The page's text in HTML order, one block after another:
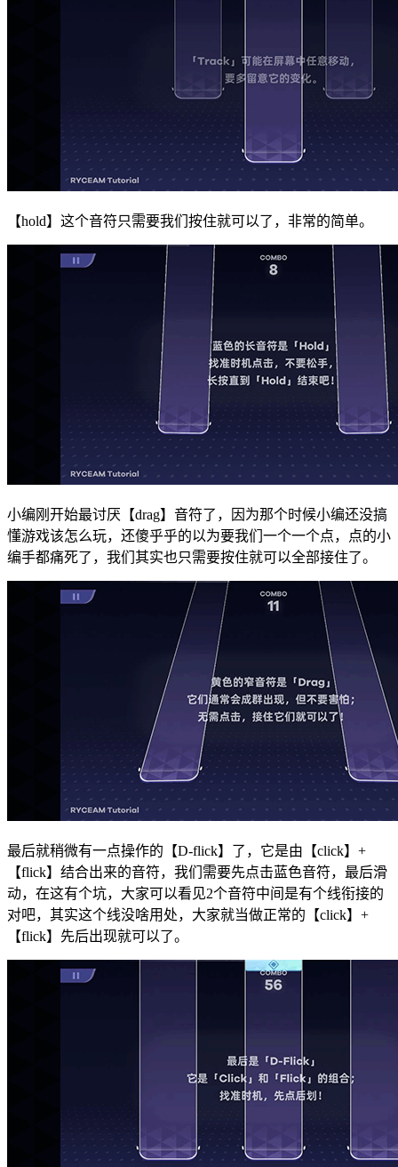
【hold】这个音符只需要我们按住就可以了，非常的简单。
小编刚开始最讨厌【drag】音符了，因为那个时候小编还没搞
懂游戏该怎么玩，还傻乎乎的以为要我们一个一个点，点的小
编手都痛死了，我们其实也只需要按住就可以全部接住了。
最后就稍微有一点操作的【D-flick】了，它是由【click】+
【flick】结合出来的音符，我们需要先点击蓝色音符，最后滑
动，在这有个坑，大家可以看见2个音符中间是有个线衔接的
对吧，其实这个线没啥用处，大家就当做正常的【click】+
【flick】先后出现就可以了。